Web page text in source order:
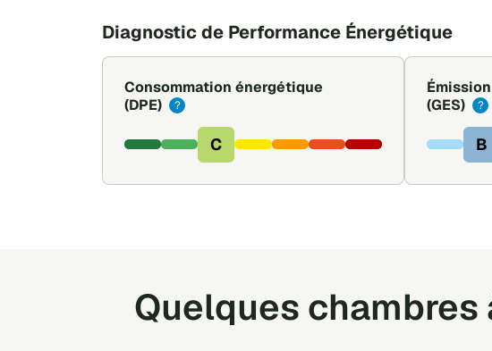
Diagnostic de Performance Énergétique
Consommation énergétique
(DPE)
?
C
(GES)
?
B
Quelques